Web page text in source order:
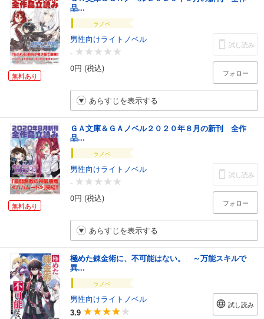
無料あり
品...
ラノベ
男性向けライトノベル
-
0円 (税込)
試し読み
フォロー
あらすじを表示する
無料あり
ＧＡ文庫＆ＧＡノベル２０２０年８月の新刊 全作
品...
ラノベ
男性向けライトノベル
-
0円 (税込)
試し読み
フォロー
あらすじを表示する
極めた錬金術に、不可能はない。 ～万能スキルで
異...
ラノベ
男性向けライトノベル
3.9
試し読み